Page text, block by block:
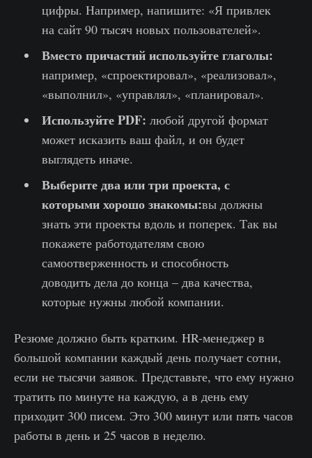
цифры. Например, напишите: «Я привлек
на сайт 90 тысяч новых пользователей».
Вместо причастий используйте глаголы:
например, «спроектировал», «реализовал»,
«выполнил», «управлял», «планировал».
Используйте PDF: любой другой формат
может исказить ваш файл, и он будет
выглядеть иначе.
Выберите два или три проекта, с
которыми хорошо знакомы:вы должны
знать эти проекты вдоль и поперек. Так вы
покажете работодателям свою
самоотверженность и способность
доводить дела до конца – два качества,
которые нужны любой компании.
Резюме должно быть кратким. HR-менеджер в
большой компании каждый день получает сотни,
если не тысячи заявок. Представьте, что ему нужно
тратить по минуте на каждую, а в день ему
приходит 300 писем. Это 300 минут или пять часов
работы в день и 25 часов в неделю.